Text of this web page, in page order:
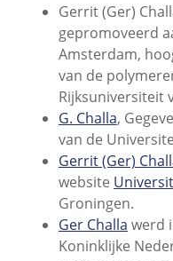
Spring
naar
het
menu
Gerrit (Ger)
gepromoveerd
Amsterdam,
van de
Rijksuniversiteit
G. Challa,
van de
Gerrit (Ger)
website
Groningen.
Ger Challa werd
Koninklijke